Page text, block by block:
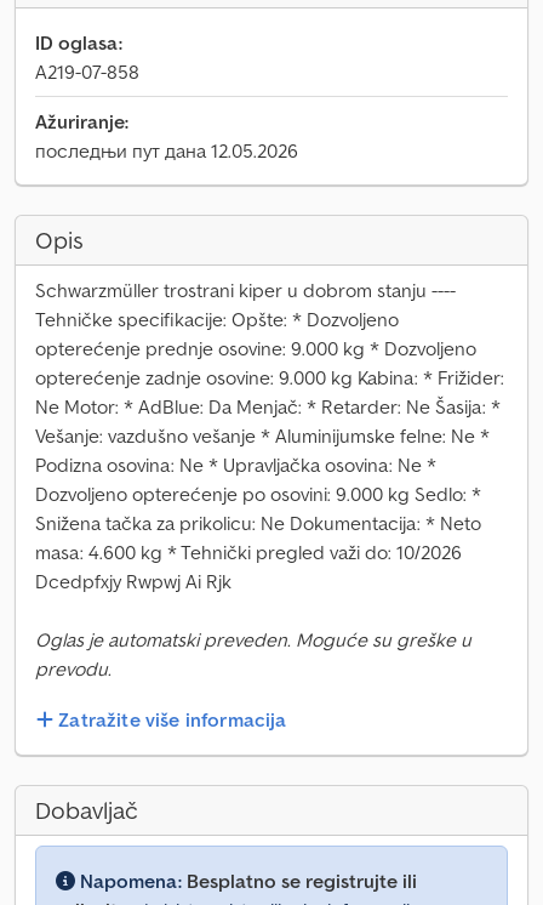
ID oglasa:
A219-07-858
Ažuriranje:
последњи пут дана 12.05.2026
Opis
Schwarzmüller trostrani kiper u dobrom stanju ----
Tehničke specifikacije: Opšte: * Dozvoljeno
opterećenje prednje osovine: 9.000 kg * Dozvoljeno
opterećenje zadnje osovine: 9.000 kg Kabina: * Frižider:
Ne Motor: * AdBlue: Da Menjač: * Retarder: Ne Šasija: *
Vešanje: vazdušno vešanje * Aluminijumske felne: Ne *
Podizna osovina: Ne * Upravljačka osovina: Ne *
Dozvoljeno opterećenje po osovini: 9.000 kg Sedlo: *
Snižena tačka za prikolicu: Ne Dokumentacija: * Neto
masa: 4.600 kg * Tehnički pregled važi do: 10/2026
Dcedpfxjy Rwpwj Ai Rjk
Oglas je automatski preveden. Moguće su greške u
prevodu.
Zatražite više informacija
Dobavljač
Napomena: Besplatno se registrujte ili